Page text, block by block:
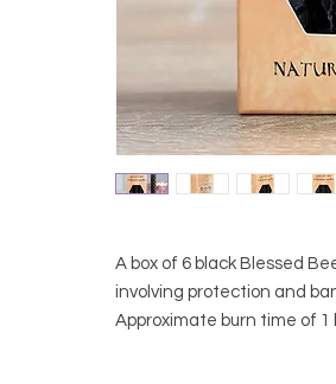
A box of 6 black Blessed
involving protection and
Approximate burn time of 1